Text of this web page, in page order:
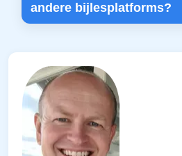
andere bijlesplatforms?